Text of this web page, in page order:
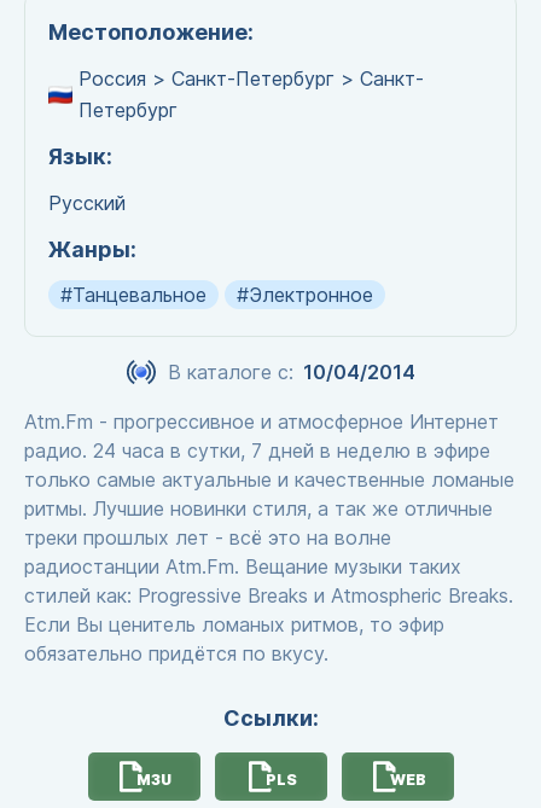
Местоположение:
Россия > Санкт-Петербург > Санкт-
Петербург
Язык:
Русский
Жанры:
#Танцевальное #Электронное
В каталоге с: 10/04/2014
Atm.Fm - прогрессивное и атмосферное Интернет
радио. 24 часа в сутки, 7 дней в неделю в эфире
только самые актуальные и качественные ломаные
ритмы. Лучшие новинки стиля, а так же отличные
треки прошлых лет - всё это на волне
радиостанции Atm.Fm. Вещание музыки таких
стилей как: Progressive Breaks и Atmospheric Breaks.
Если Вы ценитель ломаных ритмов, то эфир
обязательно придётся по вкусу.
Ссылки:
M3U PLS WEB